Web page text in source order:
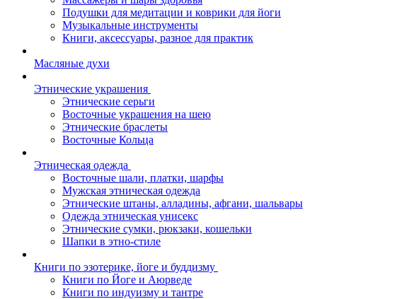
Подушки для медитации и коврики для йоги
Музыкальные инструменты
Книги, аксессуары, разное для практик
Масляные духи
Этнические украшения
Этнические серьги
Восточные украшения на шею
Этнические браслеты
Восточные Кольца
Этническая одежда
Восточные шали, платки, шарфы
Мужская этническая одежда
Этнические штаны, алладины, афгани, шальвары
Одежда этническая унисекс
Этнические сумки, рюкзаки, кошельки
Шапки в этно-стиле
Книги по эзотерике, йоге и буддизму
Книги по Йоге и Аюрведе
Книги по индуизму и тантре